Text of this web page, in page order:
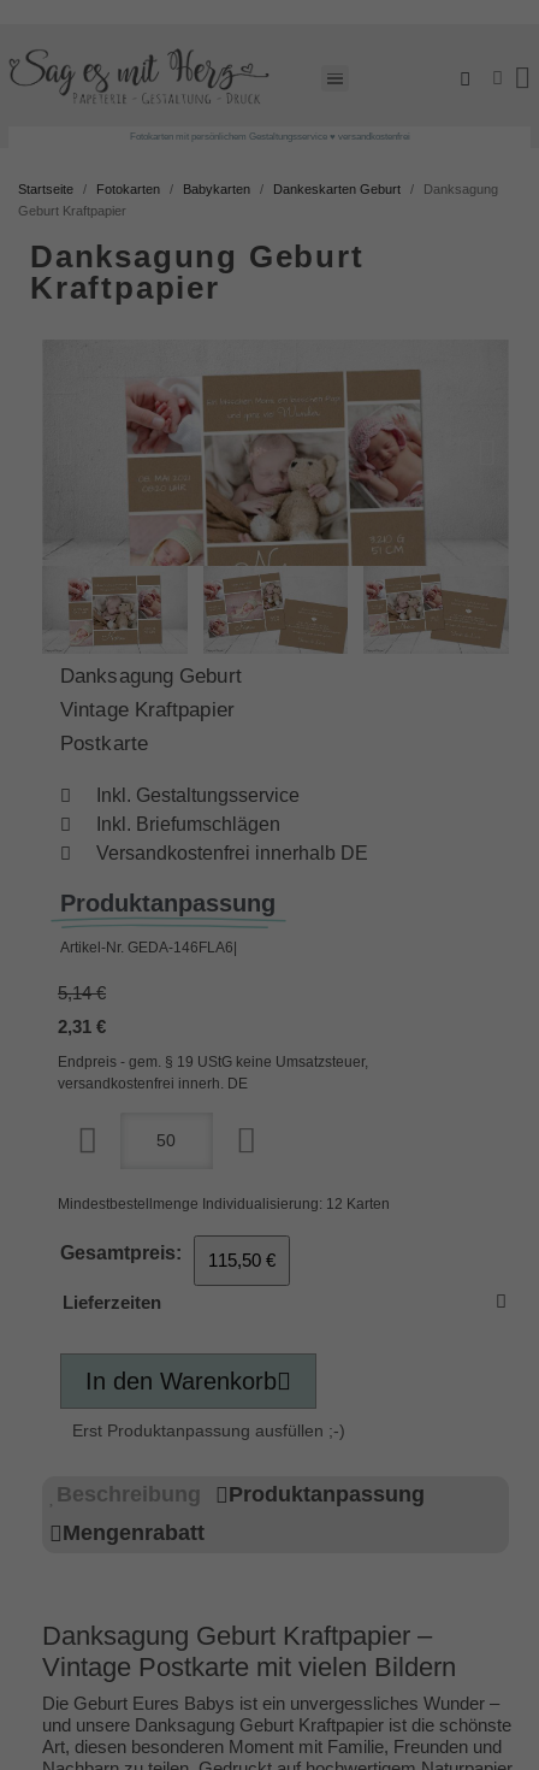
Fotokarten mit persönlichem Gestaltungsservice ♥ versandkostenfrei
Startseite Fotokarten Babykarten Dankeskarten Geburt
Danksagung
Geburt Kraftpapier
Danksagung Geburt
Kraftpapier
Danksagung Geburt
Vintage Kraftpapier
Postkarte
Inkl. Gestaltungsservice
Inkl. Briefumschlägen
Versandkostenfrei innerhalb DE
Produktanpassung
Artikel-Nr. GEDA-146FLA6|
5,14 €
2,31 €
Endpreis - gem. § 19 UStG keine Umsatzsteuer,
versandkostenfrei innerh. DE
Mindestbestellmenge Individualisierung: 12 Karten
Gesamtpreis: 115,50 €
Lieferzeiten
In den Warenkorb
Erst Produktanpassung ausfüllen ;-)
Beschreibung
Produktanpassung
Mengenrabatt
Danksagung Geburt Kraftpapier –
Vintage Postkarte mit vielen Bildern
Die Geburt Eures Babys ist ein unvergessliches Wunder –
und unsere Danksagung Geburt Kraftpapier ist die schönste
Art, diesen besonderen Moment mit Familie, Freunden und